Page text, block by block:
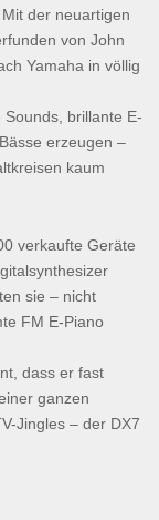
der neuartigen
von John
Yamaha in völlig
brillante E-
erzeugen –
kaum
verkaufte Geräte
sie – nicht
FM E-Piano
dass er fast
ganzen
Jingles – der DX7